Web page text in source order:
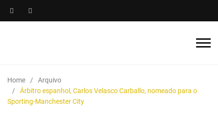
Home
Arquivo
Árbitro espanhol, Carlos Velasco Carballo, nomeado para o
Sporting-Manchester City